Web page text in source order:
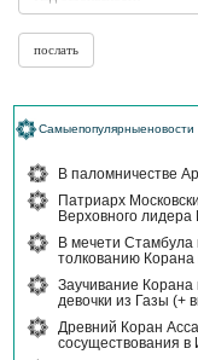
Самыепопулярныеновости
В паломничестве
Патриарх
Верховного
В мечети Стамбула
толкованию Корана
Заучивание
девочки из Газы (+
Древний Коран
сосуществования в